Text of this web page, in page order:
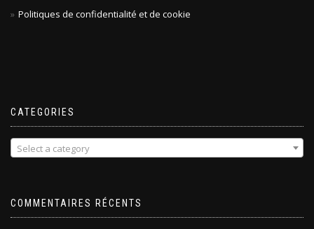
Politiques de confidentialité et de cookie
CATEGORIES
Select a category
COMMENTAIRES RÉCENTS